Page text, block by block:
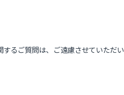
るご質問は、ご遠慮させていただい